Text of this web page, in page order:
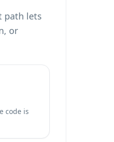
path lets
or
code is